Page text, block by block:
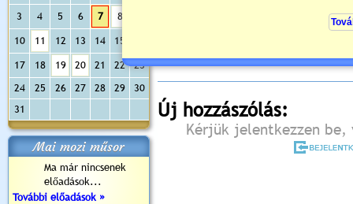
3
4 5 6 7 8
10 11 12 13 14 15
17 18 19 20 21 22
23
24
25 26 27 28 29
30
31
Mai mozi műsor
Ma már nincsenek
előadások...
További előadások »
Még nincsenek hozzászólások
Új hozzászólás:
Kérjük jelentkezzen be,